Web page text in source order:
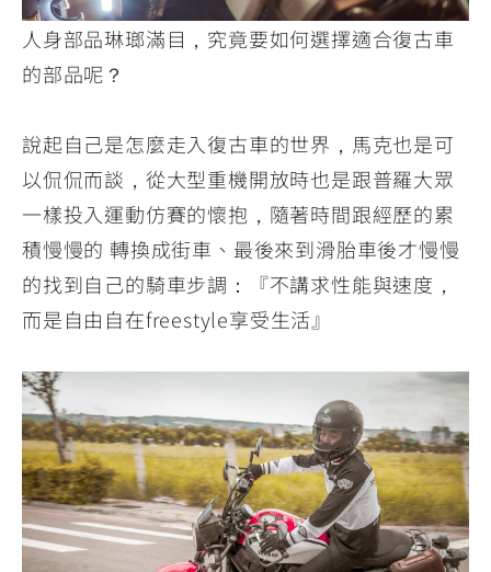
人身部品琳瑯滿目，究竟要如何選擇適合復古車
的部品呢？
說起自己是怎麼走入復古車的世界，馬克也是可
以侃侃而談，從大型重機開放時也是跟普羅大眾
一樣投入運動仿賽的懷抱，隨著時間跟經歷的累
積慢慢的 轉換成街車、最後來到滑胎車後才慢慢
的找到自己的騎車步調：『不講求性能與速度，
而是自由自在freestyle享受生活』